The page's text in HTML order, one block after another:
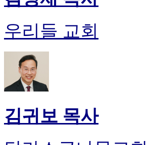
우리들 교회
김귀보 목사